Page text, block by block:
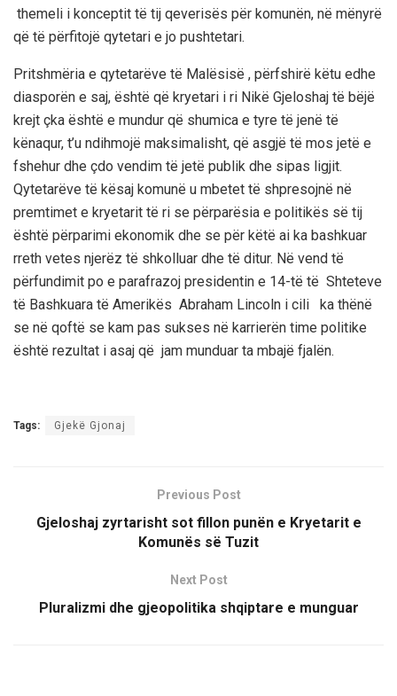
themeli i konceptit të tij qeverisës për komunën, në mënyrë
që të përfitojë qytetari e jo pushtetari.
Pritshmëria e qytetarëve të Malësisë , përfshirë këtu edhe
diasporën e saj, është që kryetari i ri Nikë Gjeloshaj të bëjë
krejt çka është e mundur që shumica e tyre të jenë të
kënaqur, t’u ndihmojë maksimalisht, që asgjë të mos jetë e
fshehur dhe çdo vendim të jetë publik dhe sipas ligjit.
Qytetarëve të kësaj komunë u mbetet të shpresojnë në
premtimet e kryetarit të ri se përparësia e politikës së tij
është përparimi ekonomik dhe se për këtë ai ka bashkuar
rreth vetes njerëz të shkolluar dhe të ditur. Në vend të
përfundimit po e parafrazoj presidentin e 14-të të Shteteve
të Bashkuara të Amerikës Abraham Lincoln i cili ka thënë
se në qoftë se kam pas sukses në karrierën time politike
është rezultat i asaj që jam munduar ta mbajë fjalën.
Tags: Gjekë Gjonaj
Previous Post
Gjeloshaj zyrtarisht sot fillon punën e Kryetarit e
Komunës së Tuzit
Next Post
Pluralizmi dhe gjeopolitika shqiptare e munguar